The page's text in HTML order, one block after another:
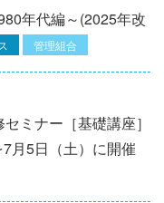
年代編～(2025年改
管理組合
ミナー［基礎講座］
月5日（土）に開催